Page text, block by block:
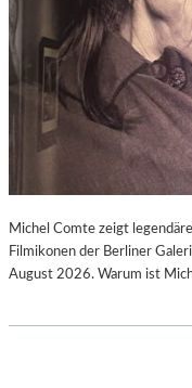
Michel Comte zeigt
Filmikonen der Berliner
August 2026. Warum ist